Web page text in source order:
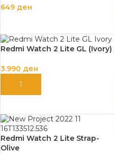
649 ден
Redmi Watch 2 Lite GL (Ivory)
3.990 ден
ДОДАЈ ВО КОШНИЦА
Redmi Watch 2 Lite Strap-
Olive